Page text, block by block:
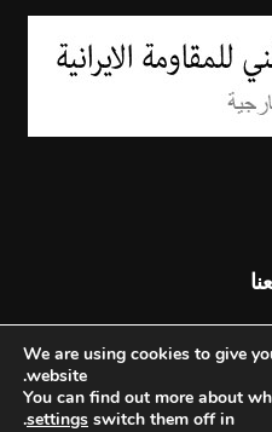
We are using cookies to give
website.
You can find out more about
switch them off in
settings
.